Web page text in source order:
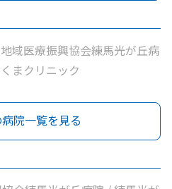
域医療振興協会練馬光が丘病
まクリニック
院一覧を見る